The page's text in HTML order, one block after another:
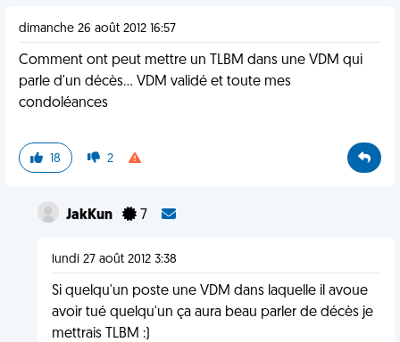
dimanche 26 août 2012 16:57
Comment ont peut mettre un TLBM dans une VDM qui
parle d'un décès... VDM validé et toute mes
condoléances
18 2
JakKun 7
lundi 27 août 2012 3:38
Si quelqu'un poste une VDM dans laquelle il avoue
avoir tué quelqu'un ça aura beau parler de décès je
mettrais TLBM :)